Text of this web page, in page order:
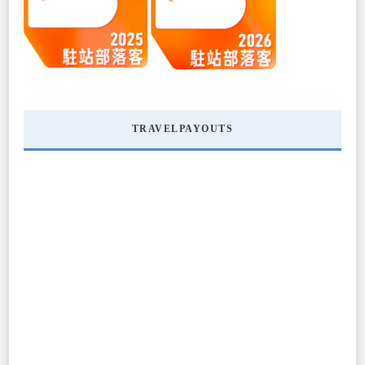
TRAVELPAYOUTS